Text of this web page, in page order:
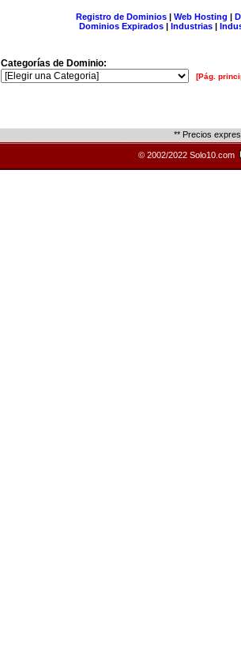
Registro de Dominios| Web Hosting |
Dominios Expirados | Industrias |
Categorías de Dominio:
[Pág.
** Precios
© 2002/2022 Solo10.com